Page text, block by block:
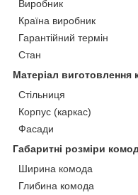
Виробник
Країна виробник
Гарантійний термін
Стан
Матеріал виготовлення
Стільниця
Корпус (каркас)
Фасади
Габаритні розміри
Ширина комода
Глибина комода